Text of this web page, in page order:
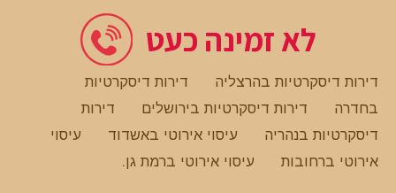
לא זמינה כעט
דירות דיסקרטיות בהרצליה
דירות דיסקרטיות
בחדרה
דירות דיסקרטיות בירושלים
דירות
דיסקרטיות בנהריה
עיסוי אירוטי באשדוד
עיסוי
אירוטי ברחובות
עיסוי אירוטי ברמת גן.